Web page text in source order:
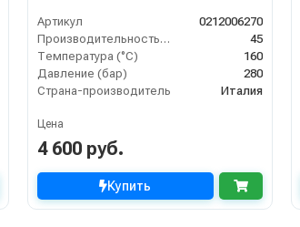
Артикул
0212006270
Производительность (л/мин)
45
Температура (°C)
160
Давление (бар)
280
Страна-производитель
Италия
Цена
4 600 руб.
Купить